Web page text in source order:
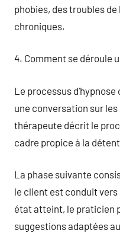
phobies, des troubles de
chroniques.
4. Comment se déroule
Le processus
une conversation sur
thérapeute décrit le
cadre propice à la
La phase suivante
le client est conduit vers
état atteint, le praticien
suggestions adaptées